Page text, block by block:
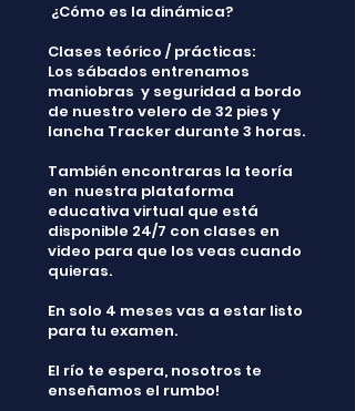
¿Cómo es la dinámica?
Clases teórico / prácticas:
Los sábados entrenamos
maniobras y seguridad a bordo
de nuestro velero de 32 pies y
lancha Tracker durante 3 horas.
También encontraras la teoría
en nuestra plataforma
educativa virtual que está
disponible 24/7 con clases en
video para que los veas cuando
quieras.​
En solo 4 meses vas a estar listo
para tu examen.
El río te espera, nosotros te
enseñamos el rumbo!